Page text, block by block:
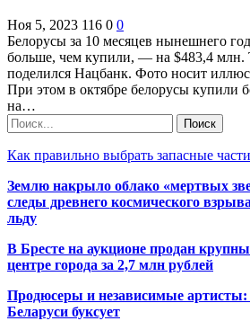
Ноя 5, 2023 116 0 0
Белорусы за 10 месяцев нынешнего
больше, чем купили, — на $483,4
поделился Нацбанк. Фото носит
При этом в октябре белорусы купили
на…
Как правильно выбрать запасные
Землю накрыло облако «мертвых
следы древнего космического
льду
В Бресте на аукционе продан
центре города за 2,7 млн рублей
Продюсеры и независимые артисты:
Беларуси буксует